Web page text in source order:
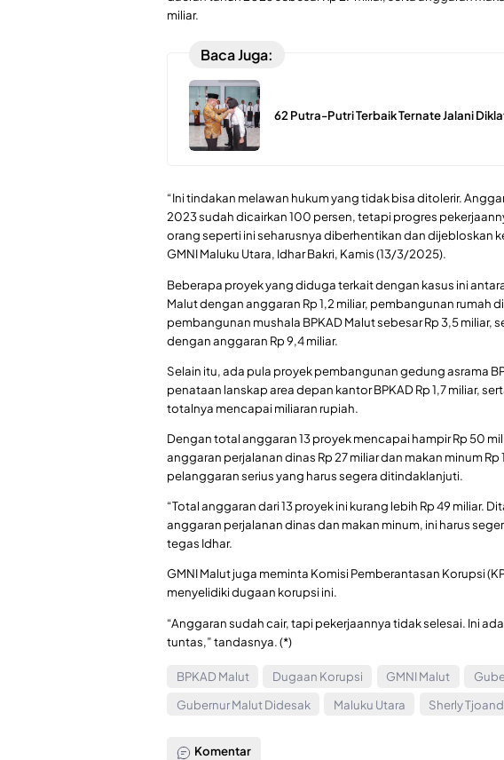
miliar.
Baca Juga:
62 Putra-Putri Terbaik Ternate Jalani
“Ini tindakan melawan hukum yang tidak bisa ditolerir.
2023 sudah dicairkan 100 persen, tetapi progres
orang seperti ini seharusnya diberhentikan dan dijebloskan
GMNI Maluku Utara, Idhar Bakri, Kamis (13/3/2025).
Beberapa proyek yang diduga terkait dengan kasus ini
Malut dengan anggaran Rp 1,2 miliar, pembangunan rumah
pembangunan mushala BPKAD Malut sebesar Rp 3,5
dengan anggaran Rp 9,4 miliar.
Selain itu, ada pula proyek pembangunan gedung asrama
penataan lanskap area depan kantor BPKAD Rp 1,7 miliar,
totalnya mencapai miliaran rupiah.
Dengan total anggaran 13 proyek mencapai hampir Rp 50
anggaran perjalanan dinas Rp 27 miliar dan makan minum Rp
pelanggaran serius yang harus segera ditindaklanjuti.
“Total anggaran dari 13 proyek ini kurang lebih Rp 49 miliar.
anggaran perjalanan dinas dan makan minum, ini harus
tegas Idhar.
GMNI Malut juga meminta Komisi Pemberantasan Korupsi
menyelidiki dugaan korupsi ini.
“Anggaran sudah cair, tapi pekerjaannya tidak selesai. Ini
tuntas,” tandasnya. (*)
BPKAD Malut Dugaan Korupsi GMNI Malut
Gubernur Malut Didesak
Maluku Utara Sherly
Komentar